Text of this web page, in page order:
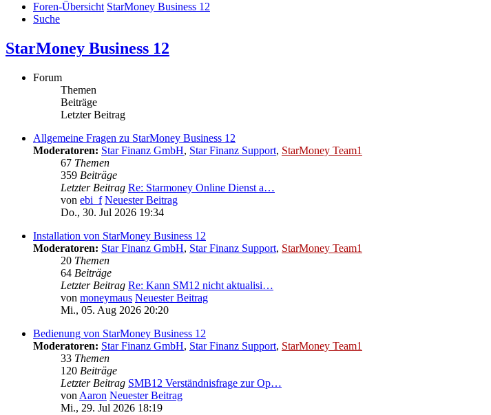
Foren-Übersicht StarMoney Business 12
Suche
StarMoney Business 12
Forum
Themen
Beiträge
Letzter Beitrag
Allgemeine Fragen zu StarMoney Business 12
Moderatoren: Star Finanz GmbH, Star Finanz Support, StarMoney Team1
67 Themen
359 Beiträge
Letzter Beitrag Re: Starmoney Online Dienst a…
von ebi_f Neuester Beitrag
Do., 30. Jul 2026 19:34
Installation von StarMoney Business 12
Moderatoren: Star Finanz GmbH, Star Finanz Support, StarMoney Team1
20 Themen
64 Beiträge
Letzter Beitrag Re: Kann SM12 nicht aktualisi…
von moneymaus Neuester Beitrag
Mi., 05. Aug 2026 20:20
Bedienung von StarMoney Business 12
Moderatoren: Star Finanz GmbH, Star Finanz Support, StarMoney Team1
33 Themen
120 Beiträge
Letzter Beitrag SMB12 Verständnisfrage zur Op…
von Aaron Neuester Beitrag
Mi., 29. Jul 2026 18:19